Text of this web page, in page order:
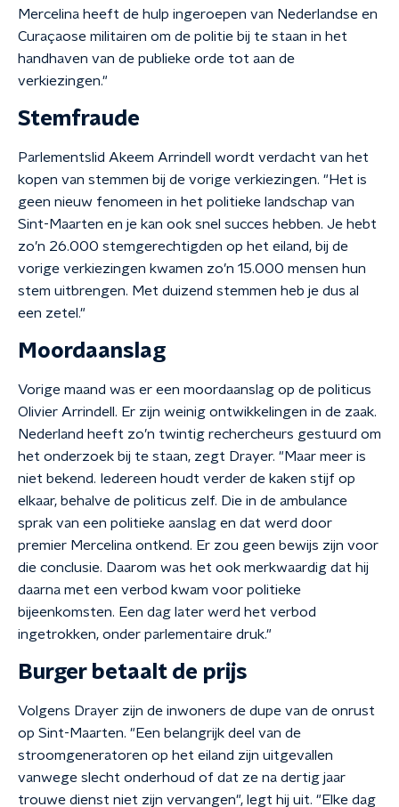
Mercelina heeft de hulp ingeroepen van Nederlandse en
Curaçaose militairen om de politie bij te staan in het
handhaven van de publieke orde tot aan de
verkiezingen."
Stemfraude
Parlementslid Akeem Arrindell wordt verdacht van het
kopen van stemmen bij de vorige verkiezingen. "Het is
geen nieuw fenomeen in het politieke landschap van
Sint-Maarten en je kan ook snel succes hebben. Je hebt
zo’n 26.000 stemgerechtigden op het eiland, bij de
vorige verkiezingen kwamen zo’n 15.000 mensen hun
stem uitbrengen. Met duizend stemmen heb je dus al
een zetel."
Moordaanslag
Vorige maand was er een moordaanslag op de politicus
Olivier Arrindell. Er zijn weinig ontwikkelingen in de zaak.
Nederland heeft zo’n twintig rechercheurs gestuurd om
het onderzoek bij te staan, zegt Drayer. "Maar meer is
niet bekend. Iedereen houdt verder de kaken stijf op
elkaar, behalve de politicus zelf. Die in de ambulance
sprak van een politieke aanslag en dat werd door
premier Mercelina ontkend. Er zou geen bewijs zijn voor
die conclusie. Daarom was het ook merkwaardig dat hij
daarna met een verbod kwam voor politieke
bijeenkomsten. Een dag later werd het verbod
ingetrokken, onder parlementaire druk."
Burger betaalt de prijs
Volgens Drayer zijn de inwoners de dupe van de onrust
op Sint-Maarten. "Een belangrijk deel van de
stroomgeneratoren op het eiland zijn uitgevallen
vanwege slecht onderhoud of dat ze na dertig jaar
trouwe dienst niet zijn vervangen", legt hij uit. "Elke dag